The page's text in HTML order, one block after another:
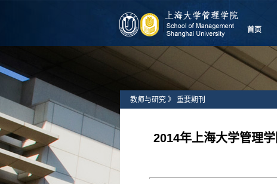
首页
教师与研究 》 重要期刊
2014年上海大学管理